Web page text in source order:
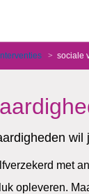
sociale
wil
met
opleveren.